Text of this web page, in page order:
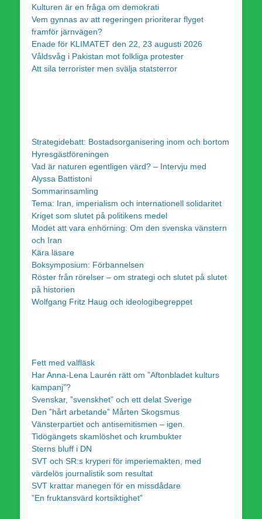
Kulturen är en fråga om demokrati
Vem gynnas av att regeringen prioriterar flyget
framför järnvägen?
Enade för KLIMATET den 22, 23 augusti 2026
Våldsvåg i Pakistan mot folkliga protester
Att sila terrorister men svälja statsterror
Strategidebatt: Bostadsorganisering inom och bortom
Hyresgästföreningen
Vad är naturen egentligen värd? – Intervju med
Alyssa Battistoni
Sommarinsamling
Tema: Iran, imperialism och internationell solidaritet
Kriget som slutet på politikens medel
Modet att vara enhörning: Om den svenska vänstern
och Iran
Kära läsare
Boksymposium: Förbannelsen
Röster från rörelser – om strategi och slutet på slutet
på historien
Wolfgang Fritz Haug och ideologibegreppet
Fett med valfläsk
Har Anna-Lena Laurén rätt om ”Aftonbladet kulturs
kampanj”?
Svenskar, ”svenskhet” och ett delat Sverige
Den ”hårt arbetande” Mårten Skogsmus
Vänsterpartiet och antisemitismen – igen.
Tidögängets skamlöshet och krumbukter
Sterns bluff i DN
SVT och SR:s kryperi för imperiemakten, med
värdelös journalistik som resultat
SVT krattar manegen för en missdådare
”En fruktansvärd kortsiktighet”